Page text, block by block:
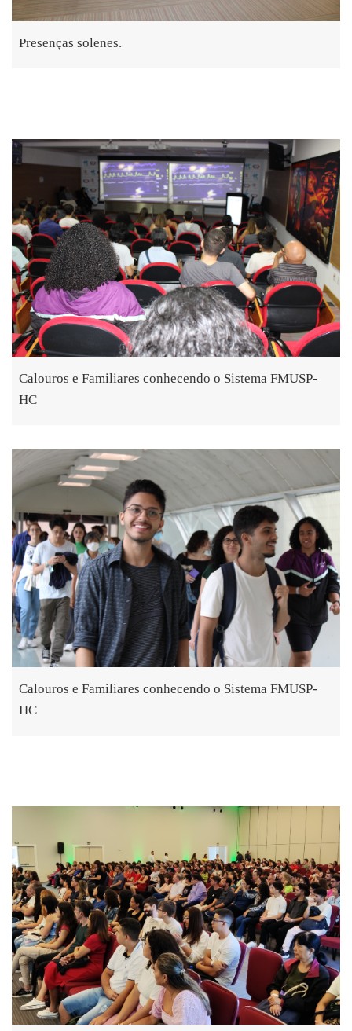
Presenças solenes.
Calouros e Familiares conhecendo o Sistema FMUSP-
HC
Calouros e Familiares conhecendo o Sistema FMUSP-
HC